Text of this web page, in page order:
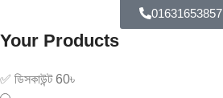
01631653857
Your Products
✅ ডিসকাউন্ট 60৳